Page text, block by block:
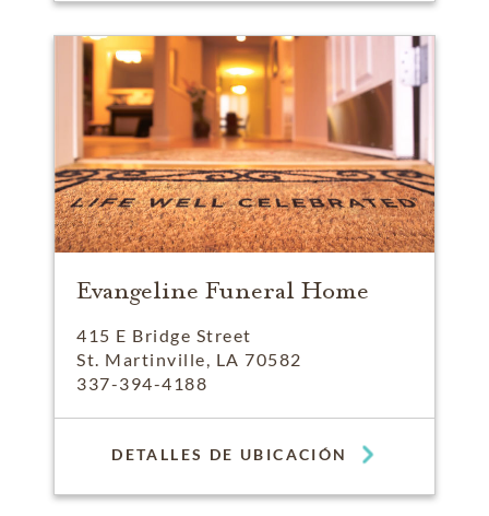
Evangeline Funeral Home
415 E Bridge Street
St. Martinville, LA 70582
337-394-4188
DETALLES DE UBICACIÓN